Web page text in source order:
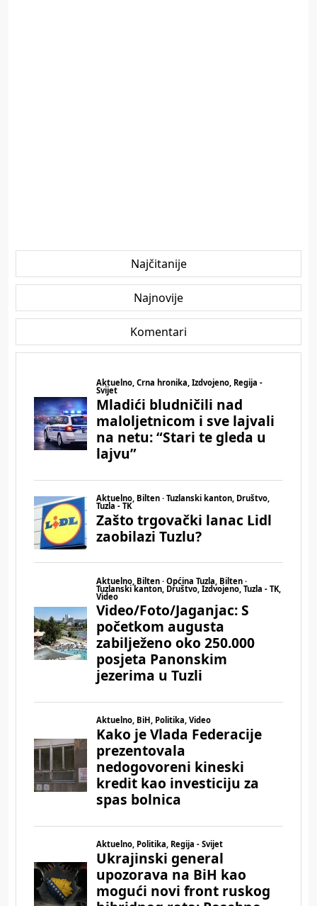
Najčitanije
Najnovije
Komentari